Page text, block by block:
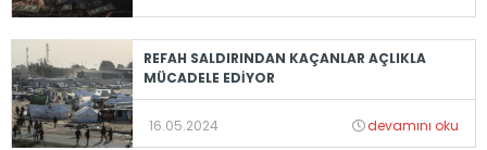
REFAH SALDIRINDAN KAÇANLAR AÇLIKLA
MÜCADELE EDİYOR
16.05.2024 devamını oku